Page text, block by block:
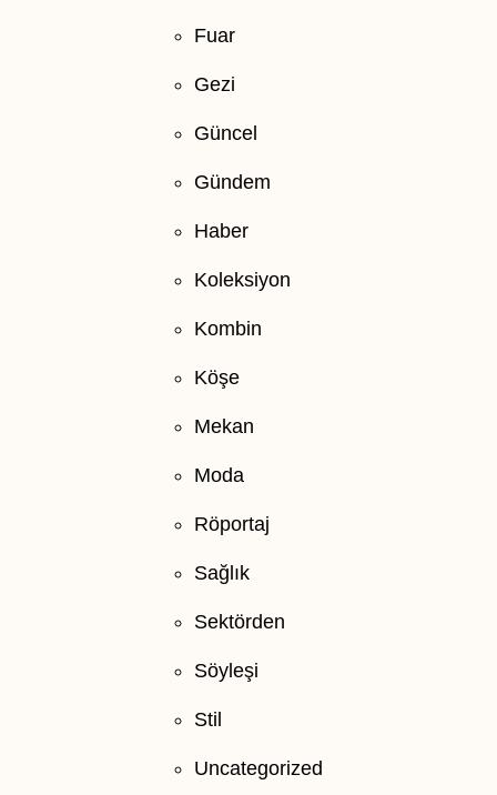
Fuar
Gezi
Güncel
Gündem
Haber
Koleksiyon
Kombin
Köşe
Mekan
Moda
Röportaj
Sağlık
Sektörden
Söyleşi
Stil
Uncategorized